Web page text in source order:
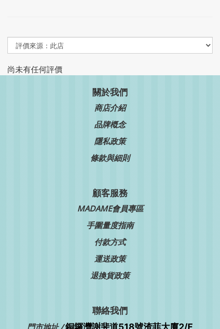
尚未有任何評價
關於我們
商店介紹
品牌槪念
隱私政策
條款與細則
顧客服務
MADAME會員專區
手圍量度指南
付款方式
運送政策
退換貨政策
聯絡我們
銅鑼灣謝斐道518號渣菲大廈2/F